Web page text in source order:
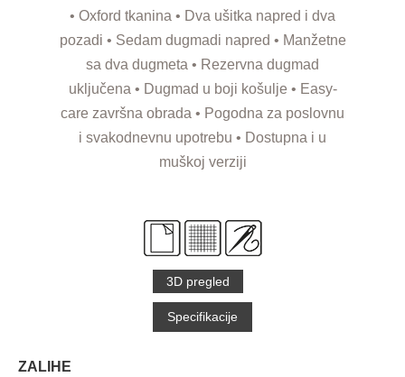
• Oxford tkanina • Dva ušitka napred i dva
pozadi • Sedam dugmadi napred • Manžetne
sa dva dugmeta • Rezervna dugmad
uključena • Dugmad u boji košulje • Easy-
care završna obrada • Pogodna za poslovnu
i svakodnevnu upotrebu • Dostupna i u
muškoj verziji
3D pregled
Specifikacije
ZALIHE